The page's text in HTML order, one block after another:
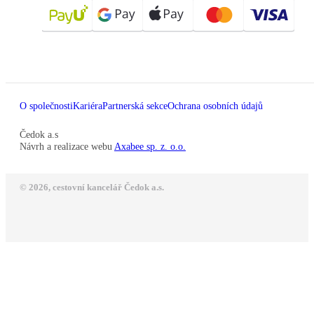
O společnostiKariéraPartnerská sekceOchrana osobních údajů
Čedok a.s
Návrh a realizace webu Axabee sp. z. o.o.
© 2026, cestovní kancelář Čedok a.s.